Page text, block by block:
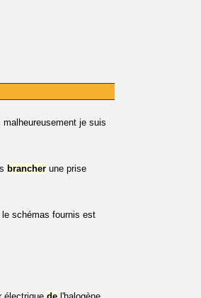
je suis
brancher une prise
schémas fournis est